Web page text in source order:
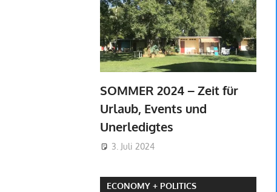
SOMMER 2024 – Zeit für
Urlaub, Events und
Unerledigtes
3. Juli 2024
ECONOMY + POLITICS